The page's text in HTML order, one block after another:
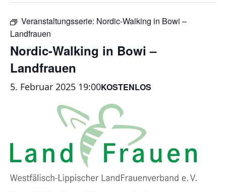
Veranstaltungsserie: Nordic-Walking in Bowi –
Landfrauen
Nordic-Walking in Bowi –
Landfrauen
5. Februar 2025 19:00KOSTENLOS